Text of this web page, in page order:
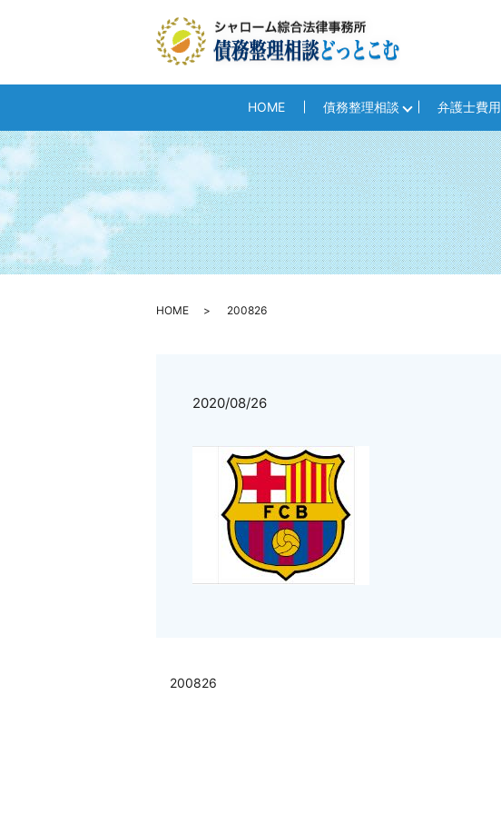
HOME 債務整理相談 弁護士費用
HOME 200826
2020/08/26
200826